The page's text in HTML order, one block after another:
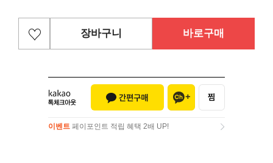
장바구니 바로구매
이벤트 페이포인트 적립 혜택 2배 UP!